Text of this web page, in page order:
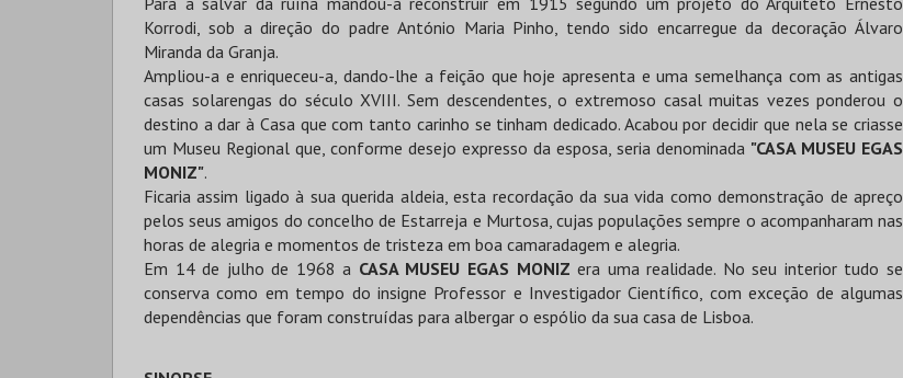
Korrodi, sob a direção do padre António Maria Pinho, tendo sido encarregue da decoração Álvaro
Miranda da Granja.
Ampliou-a e enriqueceu-a, dando-lhe a feição que hoje apresenta e uma semelhança com as antigas
casas solarengas do século XVIII. Sem descendentes, o extremoso casal muitas vezes ponderou o
destino a dar à Casa que com tanto carinho se tinham dedicado. Acabou por decidir que nela se criasse
um Museu Regional que, conforme desejo expresso da esposa, seria denominada "CASA MUSEU EGAS
MONIZ".
Ficaria assim ligado à sua querida aldeia, esta recordação da sua vida como demonstração de apreço
pelos seus amigos do concelho de Estarreja e Murtosa, cujas populações sempre o acompanharam nas
horas de alegria e momentos de tristeza em boa camaradagem e alegria.
Em 14 de julho de 1968 a CASA MUSEU EGAS MONIZ era uma realidade. No seu interior tudo se
conserva como em tempo do insigne Professor e Investigador Científico, com exceção de algumas
dependências que foram construídas para albergar o espólio da sua casa de Lisboa.